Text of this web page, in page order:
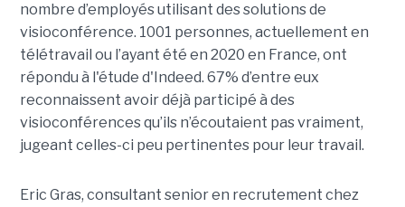
nombre d’employés utilisant des solutions de
visioconférence. 1001 personnes, actuellement en
télétravail ou l’ayant été en 2020 en France, ont
répondu à l'étude d'Indeed. 67% d’entre eux
reconnaissent avoir déjà participé à des
visioconférences qu’ils n’écoutaient pas vraiment,
jugeant celles-ci peu pertinentes pour leur travail.
Eric Gras, consultant senior en recrutement chez